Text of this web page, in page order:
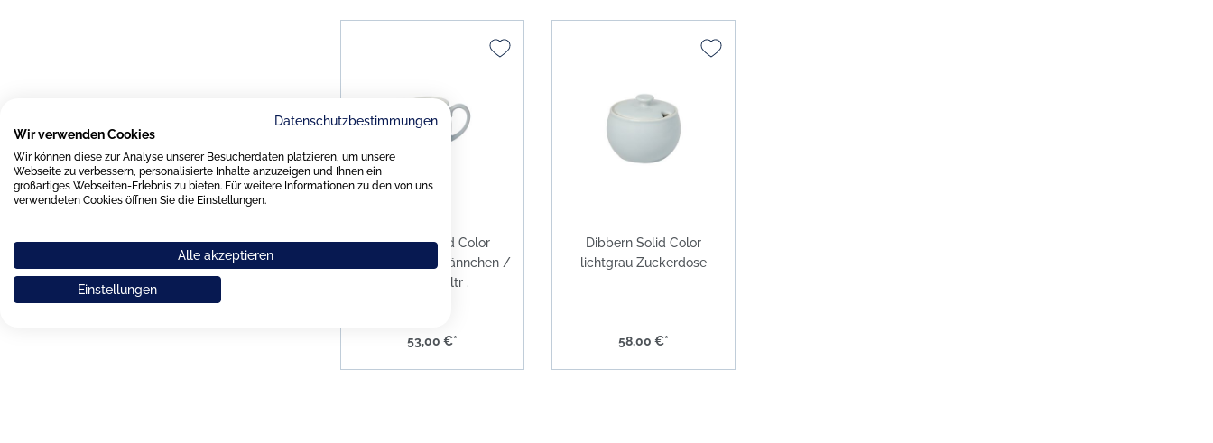
Dibbern Solid Color
lichtgrau Milchkännchen /
Krug 0,25ltr .
53,00 €*
Dibbern Solid Color
lichtgrau Zuckerdose
58,00 €*
Datenschutzbestimmungen
Wir verwenden Cookies
Wir können diese zur Analyse unserer Besucherdaten platzieren, um unsere
Webseite zu verbessern, personalisierte Inhalte anzuzeigen und Ihnen ein
großartiges Webseiten-Erlebnis zu bieten. Für weitere Informationen zu den von uns
verwendeten Cookies öffnen Sie die Einstellungen.
Alle akzeptieren
Einstellungen